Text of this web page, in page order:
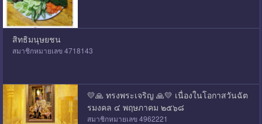
สิทธิมนุษยชน
สมาชิกหมายเลข 4718143
💛🙏 ทรงพระเจริญ 🙏💛 เนื่องในโอกาสวันฉัต
รมงคล ๔ พฤษภาคม ๒๕๖๘
สมาชิกหมายเลข 4962221